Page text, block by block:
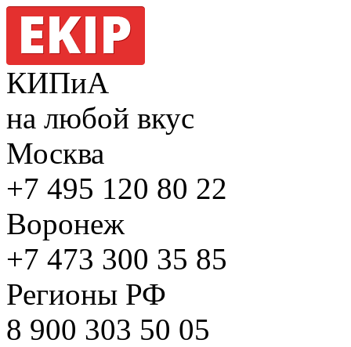
КИПиА
на любой вкус
Москва
+7 495 120 80 22
Воронеж
+7 473 300 35 85
Регионы РФ
8 900 303 50 05